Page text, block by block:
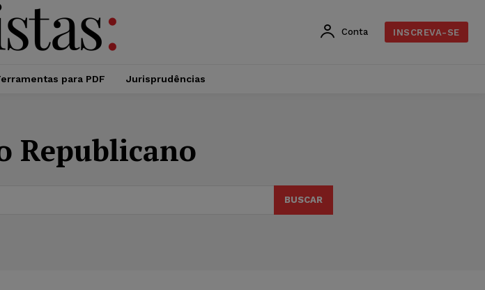
Conta INSCREVA-SE
para PDF Jurisprudências
Republicano
BUSCAR